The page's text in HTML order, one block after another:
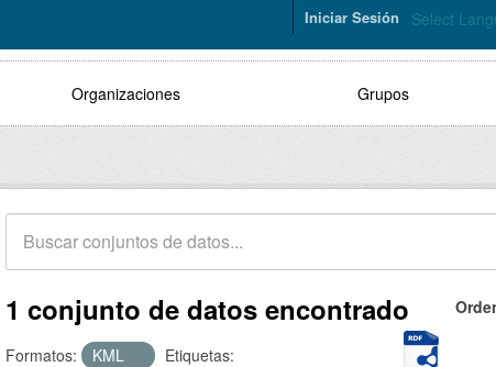
Select
Iniciar Sesión
Organizaciones Grupos
1 conjunto de datos encontrado
Formatos: KML
Etiquetas: